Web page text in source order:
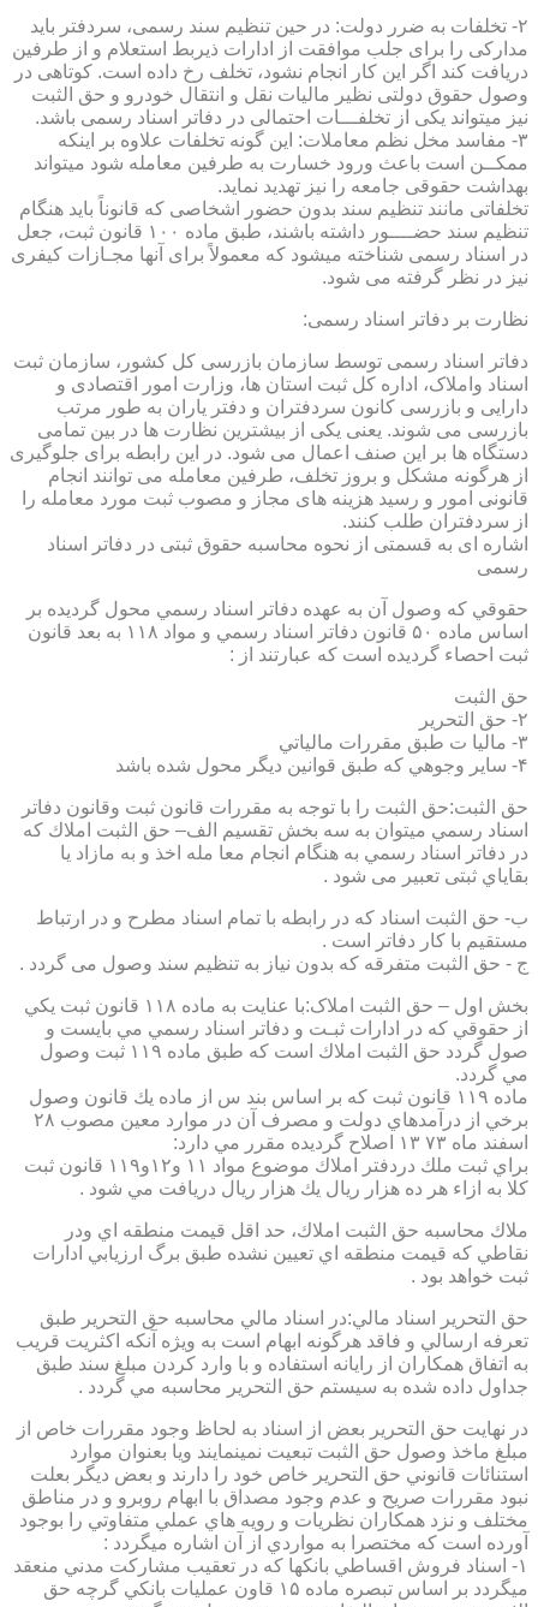
۲- تخلفات به ضرر دولت: در حین تنظیم سند رسمی، سردفتر باید
مدارکی را برای جلب موافقت از ادارات ذیربط استعلام و از طرفین
دریافت کند اگر این کار انجام نشود، تخلف رخ داده است. کوتاهی در
وصول حقوق دولتی نظیر مالیات نقل و انتقال خودرو و حق الثبت
نیز میتواند یکی از تخلفـــات احتمالی در دفاتر اسناد رسمی باشد.
۳- مفاسد مخل نظم معاملات: این گونه تخلفات علاوه بر اینکه
ممکــن است باعث ورود خسارت به طرفین معامله شود میتواند
بهداشت حقوقی جامعه را نیز تهدید نماید.
تخلفاتی مانند تنظیم سند بدون حضور اشخاصی که قانوناً باید هنگام
تنظیم سند حضــــور داشته باشند، طبق ماده ۱۰۰ قانون ثبت، جعل
در اسناد رسمی شناخته میشود که معمولاً برای آنها مجـازات کیفری
نیز در نظر گرفته می شود.
نظارت بر دفاتر اسناد رسمی:
دفاتر اسناد رسمی توسط سازمان بازرسی کل کشور، سازمان ثبت
اسناد واملاک، اداره کل ثبت استان ها، وزارت امور اقتصادی و
دارایی و بازرسی کانون سردفتران و دفتر یاران به طور مرتب
بازرسی می شوند. یعنی یکی از بیشترین نظارت ها در بین تمامی
دستگاه ها بر این صنف اعمال می شود. در این رابطه برای جلوگیری
از هرگونه مشکل و بروز تخلف، طرفین معامله می توانند انجام
قانونی امور و رسید هزینه های مجاز و مصوب ثبت مورد معامله را
از سردفتران طلب کنند.
اشاره ای به قسمتی از نحوه محاسبه حقوق ثبتی در دفاتر اسناد
رسمی
حقوقي كه وصول آن به عهده دفاتر اسناد رسمي محول گرديده بر
اساس ماده ۵۰ قانون دفاتر اسناد رسمي و مواد ۱۱۸ به بعد قانون
ثبت احصاء گرديده است كه عبارتند از :
حق الثبت
۲- حق التحرير
۳- ماليا ت طبق مقررات مالياتي
۴- ساير وجوهي كه طبق قوانين ديگر محول شده باشد
حق الثبت:حق الثبت را با توجه به مقررات قانون ثبت وقانون دفاتر
اسناد رسمي ميتوان به سه بخش تقسيم الف– حق الثبت املاك كه
در دفاتر اسناد رسمي به هنگام انجام معا مله اخذ و به مازاد يا
بقاياي ثبتی تعبیر می شود .
ب- حق الثبت اسناد كه در رابطه با تمام اسناد مطرح و در ارتباط
مستقيم با كار دفاتر است .
ج - حق الثبت متفرقه كه بدون نياز به تنظیم سند وصول می گردد .
بخش اول – حق الثبت املاک:با عنايت به ماده ۱۱۸ قانون ثبت يكي
از حقوقي كه در ادارات ثبـت و دفاتر اسناد رسمي مي بايست و
صول گردد حق الثبت املاك است كه طبق ماده ۱۱۹ ثبت وصول
مي گردد.
ماده ۱۱۹ قانون ثبت كه بر اساس بند س از ماده يك قانون وصول
برخي از درآمدهاي دولت و مصرف آن در موارد معين مصوب ۲۸
اسفند ماه ۷۳ ۱۳ اصلاح گرديده مقرر مي دارد:
براي ثبت ملك دردفتر املاك موضوع مواد ۱۱ و۱۲و۱۱۹ قانون ثبت
كلا به ازاء هر ده هزار ريال يك هزار ريال دريافت مي شود .
ملاك محاسبه حق الثبت املاك، حد اقل قيمت منطقه اي ودر
نقاطي كه قيمت منطقه اي تعيين نشده طبق برگ ارزيابي ادارات
ثبت خواهد بود .
حق التحرير اسناد مالي:در اسناد مالي محاسبه حق التحرير طبق
تعرفه ارسالي و فاقد هرگونه ابهام است به ويژه آنكه اكثريت قريب
به اتفاق همكاران از رايانه استفاده و با وارد كردن مبلغ سند طبق
جداول داده شده به سيستم حق التحرير محاسبه مي گردد .
در نهايت حق التحرير بعض از اسناد به لحاظ وجود مقررات خاص از
مبلغ ماخذ وصول حق الثبت تبعيت نمينمايند ويا بعنوان موارد
استنائات قانوني حق التحرير خاص خود را دارند و بعض ديگر بعلت
نبود مقررات صريح و عدم وجود مصداق با ابهام روبرو و در مناطق
مختلف و نزد همكاران نظريات و رويه هاي عملي متفاوتي را بوجود
آورده است كه مختصرا به مواردي از آن اشاره ميگردد :
۱- اسناد فروش اقساطي بانكها كه در تعقيب مشاركت مدني منعقد
ميگردد بر اساس تبصره ماده ۱۵ قاون عمليات بانكي گرچه حق